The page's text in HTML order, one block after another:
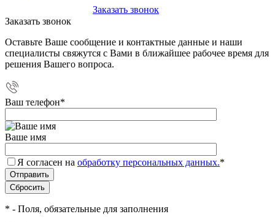
Заказать звонок
Заказать звонок
Оставьте Ваше сообщение и контактные данные и наши
специалисты свяжутся с Вами в ближайшее рабочее время для
решения Вашего вопроса.
Ваш телефон*
Ваше имя
Я согласен на обработку персональных данных.*
* - Поля, обязательные для заполнения